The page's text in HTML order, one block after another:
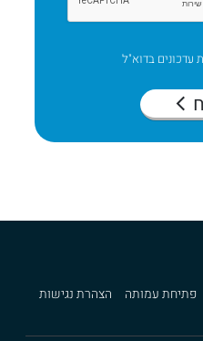
בדוא"ל
פתיחת עמותה הצהרת נגישות